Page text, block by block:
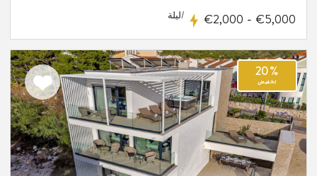
€2,000 - €5,000 /ليلة
اضف
الى
المفضلة